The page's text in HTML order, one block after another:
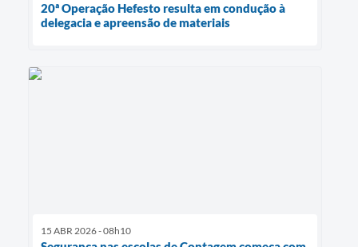
20ª Operação Hefesto resulta em condução à
delegacia e apreensão de materiais
15 ABR 2026 - 08h10